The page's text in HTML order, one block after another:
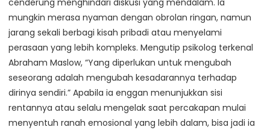
cenderung menghindari diskusi yang mendalam. Ia
mungkin merasa nyaman dengan obrolan ringan, namun
jarang sekali berbagi kisah pribadi atau menyelami
perasaan yang lebih kompleks. Mengutip psikolog terkenal
Abraham Maslow, “Yang diperlukan untuk mengubah
seseorang adalah mengubah kesadarannya terhadap
dirinya sendiri.” Apabila ia enggan menunjukkan sisi
rentannya atau selalu mengelak saat percakapan mulai
menyentuh ranah emosional yang lebih dalam, bisa jadi ia